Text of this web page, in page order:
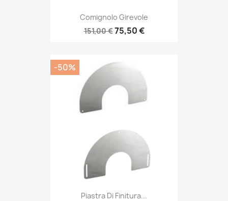
Comignolo Girevole
151,00 €75,50 €
Piastra Di Finitura...
-50%